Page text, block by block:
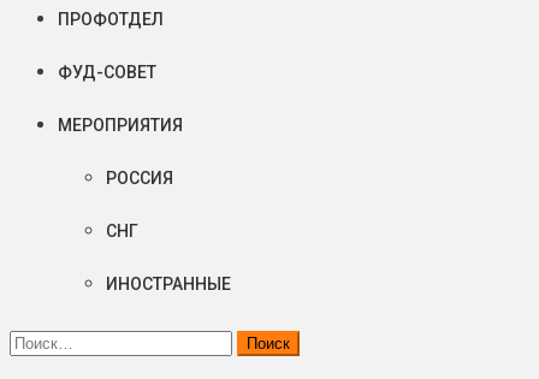
ПРОФОТДЕЛ
ФУД-СОВЕТ
МЕРОПРИЯТИЯ
РОССИЯ
СНГ
ИНОСТРАННЫЕ
Найти: